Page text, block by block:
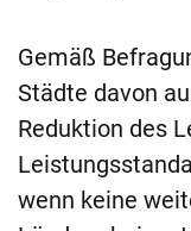
Gemäß
Städte davon
Reduktion des
wenn keine